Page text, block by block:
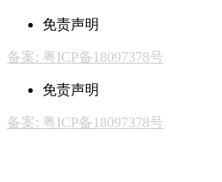
免责声明
备案: 粤ICP备18097378号
免责声明
备案: 粤ICP备18097378号